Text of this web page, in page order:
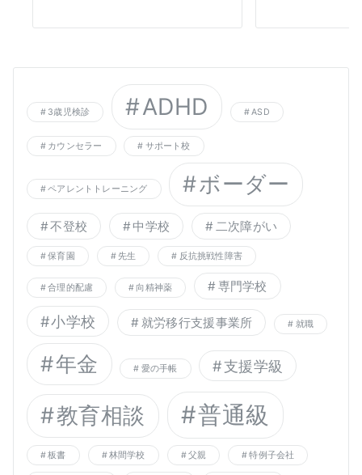
3歳児検診 ADHD ASD
カウンセラー サポート校
ペアレントトレーニング ボーダー
不登校 中学校 二次障がい
保育園 先生 反抗挑戦性障害
合理的配慮 向精神薬 専門学校
小学校 就労移行支援事業所 就職
年金 愛の手帳 支援学級
教育相談 普通級
板書 林間学校 父親 特例子会社